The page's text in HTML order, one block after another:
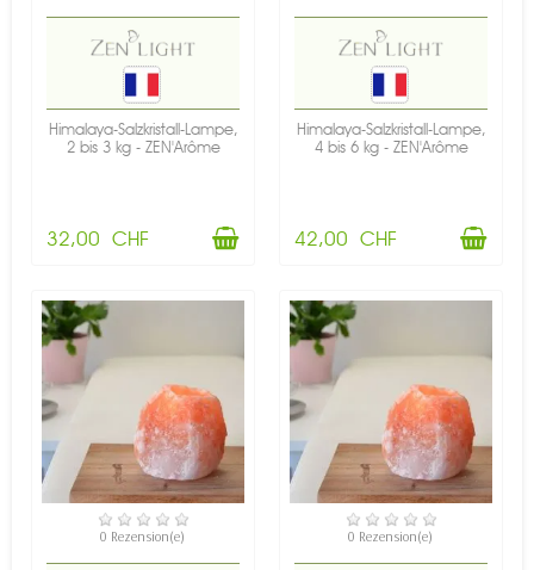
Himalaya-Salzkristall-Lampe,
2 bis 3 kg - ZEN'Arôme
32,00 CHF
Himalaya-Salzkristall-Lampe,
4 bis 6 kg - ZEN'Arôme
42,00 CHF
VERFÜGBAR
0 Rezension(e)
VERFÜGBAR
0 Rezension(e)